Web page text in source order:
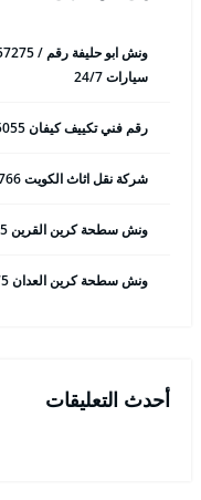
سيارات 24/7
رقم فني تكييف كيفان 98025055 فني تكييف مركزي 24 ساعة
شركة نقل اثاث الكويت 50993766 هاف لوري وانيت نقل عفش
ونش سطحة كرين القرين 65557275 ونش سحب وانقاذ سيارات
ونش سطحة كرين العدان 65557275 ونش سحب وانقاذ سيارات
أحدث التعليقات